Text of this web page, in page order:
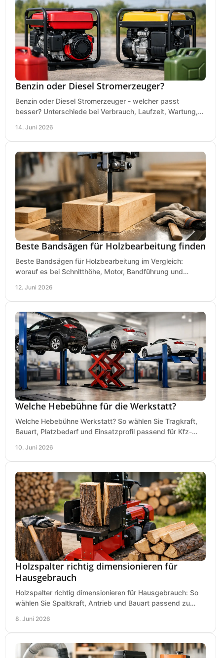
Benzin oder Diesel Stromerzeuger?
Benzin oder Diesel Stromerzeuger - welcher passt
besser? Unterschiede bei Verbrauch, Laufzeit, Wartung,
14. Juni 2026
Beste Bandsägen für Holzbearbeitung finden
Beste Bandsägen für Holzbearbeitung im Vergleich:
worauf es bei Schnitthöhe, Motor, Bandführung und
12. Juni 2026
Welche Hebebühne für die Werkstatt?
Welche Hebebühne Werkstatt? So wählen Sie Tragkraft,
Bauart, Platzbedarf und Einsatzprofil passend für Kfz-
10. Juni 2026
Holzspalter richtig dimensionieren für
Hausgebrauch
Holzspalter richtig dimensionieren für Hausgebrauch: So
wählen Sie Spaltkraft, Antrieb und Bauart passend zu
8. Juni 2026